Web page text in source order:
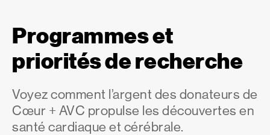
Programmes et
priorités de recherche
Voyez comment l’argent des donateurs de
Cœur + AVC propulse les découvertes en
santé cardiaque et cérébrale.